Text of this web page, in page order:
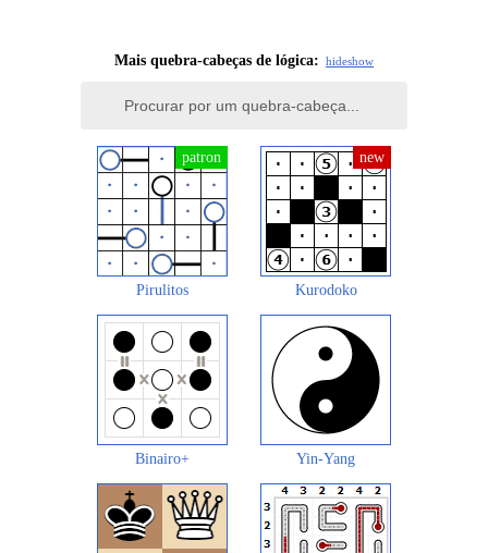
Mais quebra-cabeças de lógica: hideshow
Pirulitos Kurodoko
Binairo+ Yin-Yang